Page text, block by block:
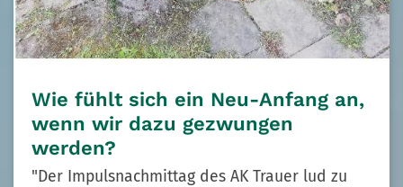
Wie fühlt sich ein Neu-Anfang an,
wenn wir dazu gezwungen
werden?
"Der Impulsnachmittag des AK Trauer lud zu